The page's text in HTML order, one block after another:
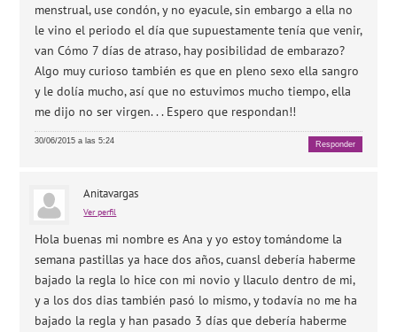
menstrual, use condón, y no eyacule, sin embargo a ella no
le vino el periodo el día que supuestamente tenía que venir,
van Cómo 7 días de atraso, hay posibilidad de embarazo?
Algo muy curioso también es que en pleno sexo ella sangro
y le dolía mucho, así que no estuvimos mucho tiempo, ella
me dijo no ser virgen. . . Espero que respondan!!
30/06/2015 a las 5:24 Responder
Anitavargas
Ver perfil
Hola buenas mi nombre es Ana y yo estoy tomándome la
semana pastillas ya hace dos años, cuansl debería haberme
bajado la regla lo hice con mi novio y llaculo dentro de mi,
y a los dos dias también pasó lo mismo, y todavía no me ha
bajado la regla y han pasado 3 días que debería haberme